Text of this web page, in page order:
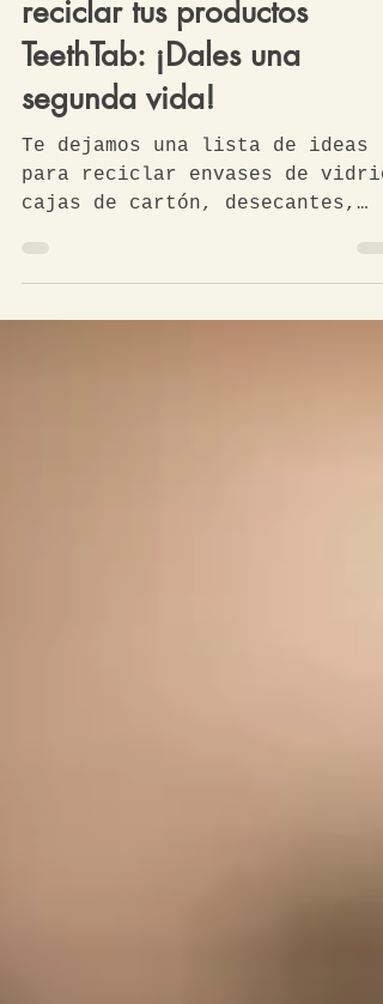
15 ideas creativas para
reciclar tus productos
TeethTab: ¡Dales una
segunda vida!
Te dejamos una lista de ideas
cepillos de bambú, cacahuates
más!